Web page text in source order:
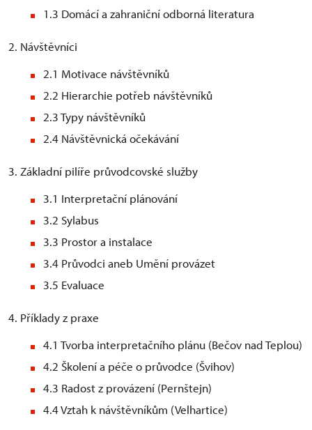
1.3 Domácí a zahraniční odborná literatura
2. Návštěvníci
2.1 Motivace návštěvníků
2.2 Hierarchie potřeb návštěvníků
2.3 Typy návštěvníků
2.4 Návštěvnická očekávání
3. Základní pilíře průvodcovské služby
3.1 Interpretační plánování
3.2 Sylabus
3.3 Prostor a instalace
3.4 Průvodci aneb Umění provázet
3.5 Evaluace
4. Příklady z praxe
4.1 Tvorba interpretačního plánu (Bečov nad Teplou)
4.2 Školení a péče o průvodce (Švihov)
4.3 Radost z provázení (Pernštejn)
4.4 Vztah k návštěvníkům (Velhartice)